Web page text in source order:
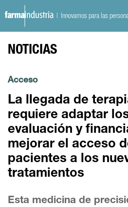
| Innovamos para las
NOTICIAS
Acceso
La llegada de
requiere adaptar
evaluación y
mejorar el acceso
pacientes a los
tratamientos
Esta medicina de